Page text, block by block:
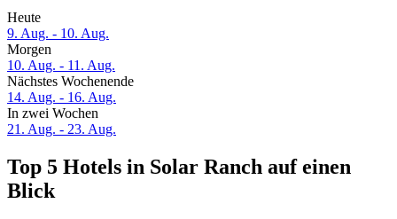
Heute
9. Aug. - 10. Aug.
Morgen
10. Aug. - 11. Aug.
Nächstes Wochenende
14. Aug. - 16. Aug.
In zwei Wochen
21. Aug. - 23. Aug.
Top 5 Hotels in Solar Ranch auf einen
Blick